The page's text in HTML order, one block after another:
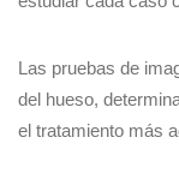
Las pruebas de
del hueso,
el tratamiento más